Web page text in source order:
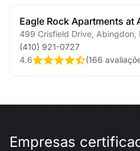
Eagle Rock Apartments at
499 Crisfield Drive Abingdon
(410) 921-0727
4.6
(166
Empresas